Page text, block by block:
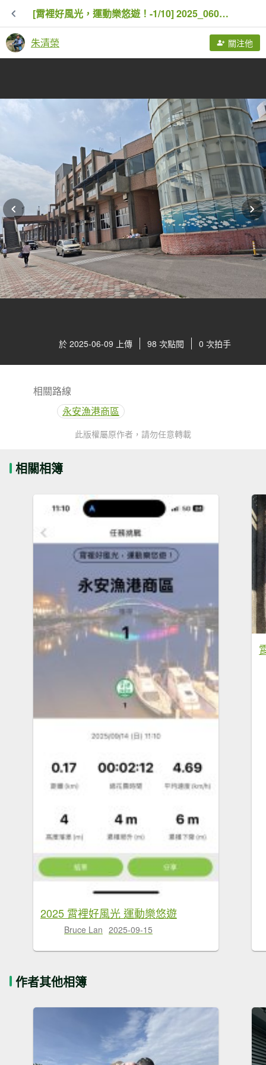
[霄裡好風光，運動樂悠遊！-1/10] 2025_0608 永安漁港商區
朱清榮 關注他
於 2025-06-09 上傳 98 次點閱 0 次拍手
相關路線
永安漁港商區
此版權屬原作者，請勿任意轉載
相關相簿
2025 霄裡好風光 運動樂悠遊
Bruce Lan 2025-09-15
作者其他相簿